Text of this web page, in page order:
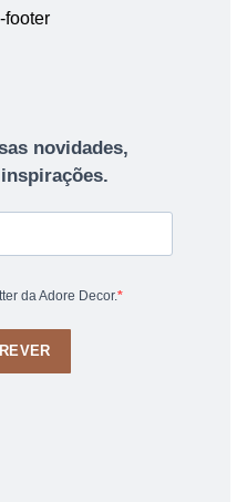
novidades,
da Adore Decor.